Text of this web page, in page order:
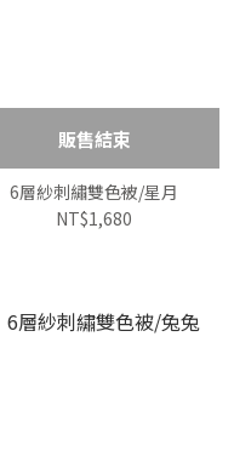
販售結束
6層紗刺繡雙色被/星月
NT$1,680